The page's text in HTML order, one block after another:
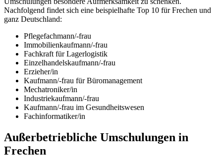
Nachfolgend findet sich eine beispielhafte Top 10 für Frechen und
ganz Deutschland:
Pflegefachmann/-frau
Immobilienkaufmann/-frau
Fachkraft für Lagerlogistik
Einzelhandelskaufmann/-frau
Erzieher/in
Kaufmann/-frau für Büromanagement
Mechatroniker/in
Industriekaufmann/-frau
Kaufmann/-frau im Gesundheitswesen
Fachinformatiker/in
Außerbetriebliche Umschulungen in
Frechen